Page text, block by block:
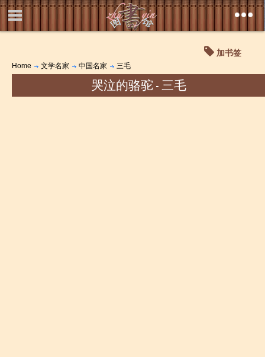
加书签
Home 文学名家 中国名家 三毛
哭泣的骆驼 - 三毛